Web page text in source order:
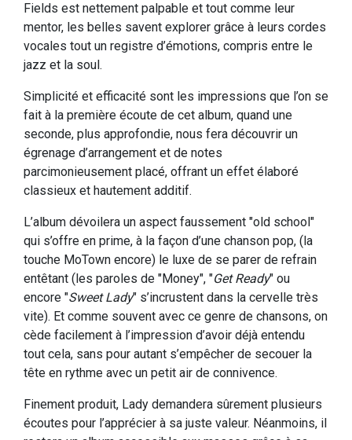
Fields est nettement palpable et tout comme leur
mentor, les belles savent explorer grâce à leurs cordes
vocales tout un registre d’émotions, compris entre le
jazz et la soul.
Simplicité et efficacité sont les impressions que l’on se
fait à la première écoute de cet album, quand une
seconde, plus approfondie, nous fera découvrir un
égrenage d’arrangement et de notes
parcimonieusement placé, offrant un effet élaboré
classieux et hautement additif.
L’album dévoilera un aspect faussement "old school"
qui s’offre en prime, à la façon d’une chanson pop, (la
touche MoTown encore) le luxe de se parer de refrain
entêtant (les paroles de "Money", "Get Ready" ou
encore "Sweet Lady" s’incrustent dans la cervelle très
vite). Et comme souvent avec ce genre de chansons, on
cède facilement à l’impression d’avoir déjà entendu
tout cela, sans pour autant s’empêcher de secouer la
tête en rythme avec un petit air de connivence.
Finement produit, Lady demandera sûrement plusieurs
écoutes pour l’apprécier à sa juste valeur. Néanmoins, il